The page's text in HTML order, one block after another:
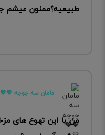
طبیعیه؟ممنون میشم
مامان سه جوجه
من با این تهوع های